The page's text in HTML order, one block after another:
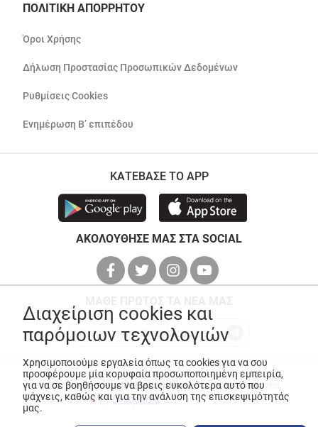
ΠΟΛΙΤΙΚΗ ΑΠΟΡΡΗΤΟΥ
Όροι Χρήσης
Δήλωση Προστασίας Προσωπικών Δεδομένων
Ρυθμίσεις Cookies
Ενημέρωση Β’ επιπέδου
ΚΑΤΕΒΑΣΕ ΤΟ APP
ΑΚΟΛΟΥΘΗΣΕ ΜΑΣ ΣΤΑ SOCIAL
© Copyright 2026ANEDIK Kritikos. All Rights Reserved
Made with
byDesquared
Διαχείριση cookies και
παρόμοιων τεχνολογιών
Χρησιμοποιούμε εργαλεία όπως τα cookies για να σου
προσφέρουμε μία κορυφαία προσωποποιημένη εμπειρία,
για να σε βοηθήσουμε να βρεις ευκολότερα αυτό που
ψάχνεις, καθώς και για την ανάλυση της επισκεψιμότητάς
μας.